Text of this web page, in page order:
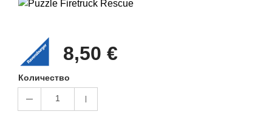
8,50 €
Количество
1